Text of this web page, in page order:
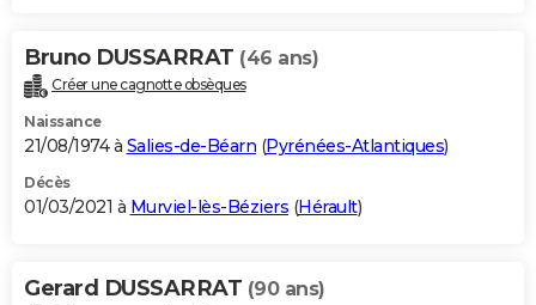
Bruno DUSSARRAT (46 ans)
Créer une cagnotte obsèques
Naissance
21/08/1974 à Salies-de-Béarn (Pyrénées-Atlantiques)
Décès
01/03/2021 à Murviel-lès-Béziers (Hérault)
Gerard DUSSARRAT (90 ans)